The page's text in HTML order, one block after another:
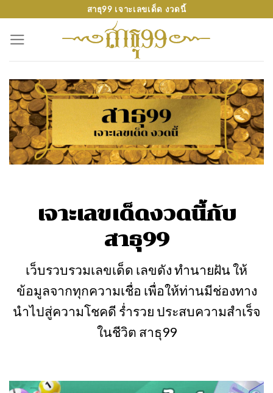
content
สาธุ99 เจาะเลขเด็ด งวดนี้
เจาะเลขเด็ดงวดนี้กับ
สาธุ99
เว็บรวบรวมเลขเด็ด เลขดัง ทำนายฝัน ให้
ข้อมูลจากทุกความเชื่อ เพื่อให้ท่านมีช่องทาง
นำไปสู่ความโชคดี ร่ำรวย ประสบความสำเร็จ
ในชีวิต สาธุ99